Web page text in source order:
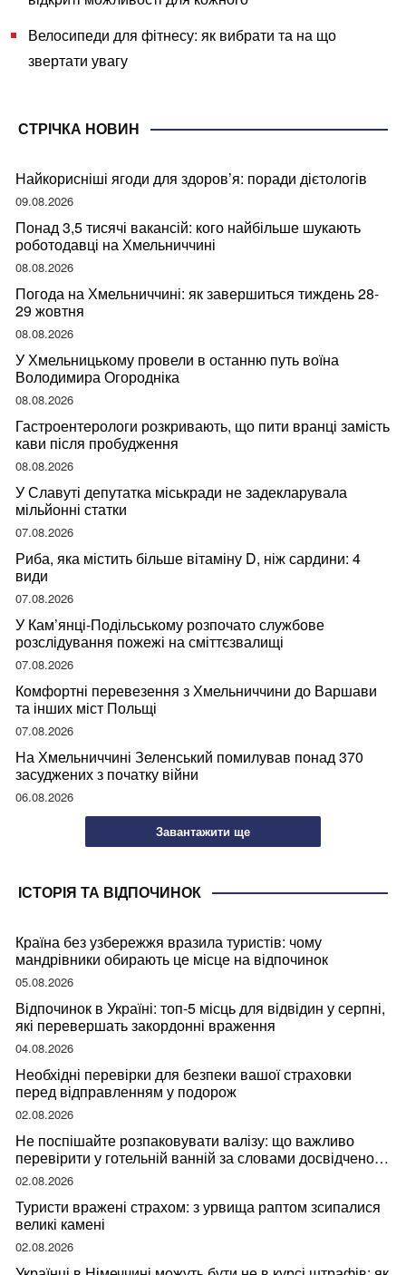
Велосипеди для фітнесу: як вибрати та на що
звертати увагу
СТРІЧКА НОВИН
Найкорисніші ягоди для здоров’я: поради дієтологів
09.08.2026
Понад 3,5 тисячі вакансій: кого найбільше шукають
роботодавці на Хмельниччині
08.08.2026
Погода на Хмельниччині: як завершиться тиждень 28-
29 жовтня
08.08.2026
У Хмельницькому провели в останню путь воїна
Володимира Огородніка
08.08.2026
Гастроентерологи розкривають, що пити вранці замість
кави після пробудження
08.08.2026
У Славуті депутатка міськради не задекларувала
мільйонні статки
07.08.2026
Риба, яка містить більше вітаміну D, ніж сардини: 4
види
07.08.2026
У Кам’янці-Подільському розпочато службове
розслідування пожежі на сміттєзвалищі
07.08.2026
Комфортні перевезення з Хмельниччини до Варшави
та інших міст Польщі
07.08.2026
На Хмельниччині Зеленський помилував понад 370
засуджених з початку війни
06.08.2026
Завантажити ще
ІСТОРІЯ ТА ВІДПОЧИНОК
Країна без узбережжя вразила туристів: чому
мандрівники обирають це місце на відпочинок
05.08.2026
Відпочинок в Україні: топ-5 місць для відвідин у серпні,
які перевершать закордонні враження
04.08.2026
Необхідні перевірки для безпеки вашої страховки
перед відправленням у подорож
02.08.2026
Не поспішайте розпаковувати валізу: що важливо
перевірити у готельній ванній за словами досвідченої
мандрівниці
02.08.2026
Туристи вражені страхом: з урвища раптом зсипалися
великі камені
02.08.2026